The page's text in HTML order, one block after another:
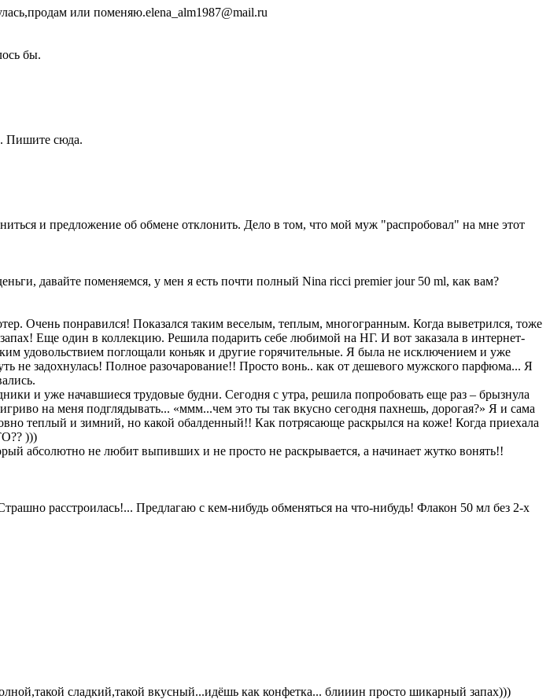
или поменяю.elena_alm1987@mail.ru
бы.
Пишите сюда.
и предложение об обмене отклонить. Дело в том, что мой муж "распробовал" на мне этот
давайте поменяемся, у мен я есть почти полный Nina ricci premier jour 50 ml, как вам?
Очень понравился! Показался таким веселым, теплым, многогранным. Когда выветрился, тоже
Еще один в коллекцию. Решила подарить себе любимой на НГ. И вот заказала в интернет-
удовольствием поглощали коньяк и другие горячительные. Я была не исключением и уже
не задохнулась! Полное разочарование!! Просто вонь.. как от дешевого мужского парфюма... Я
и уже начавшиеся трудовые будни. Сегодня с утра, решила попробовать еще раз – брызнула
на меня подглядывать... «ммм...чем это ты так вкусно сегодня пахнешь, дорогая?» Я и сама
теплый и зимний, но какой обалденный!! Как потрясающе раскрылся на коже! Когда приехала
)))
абсолютно не любит выпивших и не просто не раскрывается, а начинает жутко вонять!!
расстроилась!... Предлагаю с кем-нибудь обменяться на что-нибудь! Флакон 50 мл без 2-х
сладкий,такой вкусный...идёшь как конфетка... блииин просто шикарный запах)))